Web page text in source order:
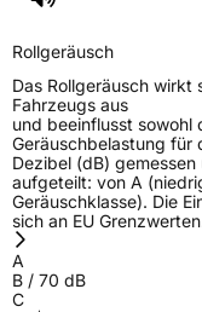
Rollgeräusch
Das Rollgeräusch wirkt
Fahrzeugs aus
und beeinflusst sowohl
Geräuschbelastung für
Dezibel (dB) gemessen
aufgeteilt: von A
Geräuschklasse). Die
sich an EU
A
B / 70 dB
C